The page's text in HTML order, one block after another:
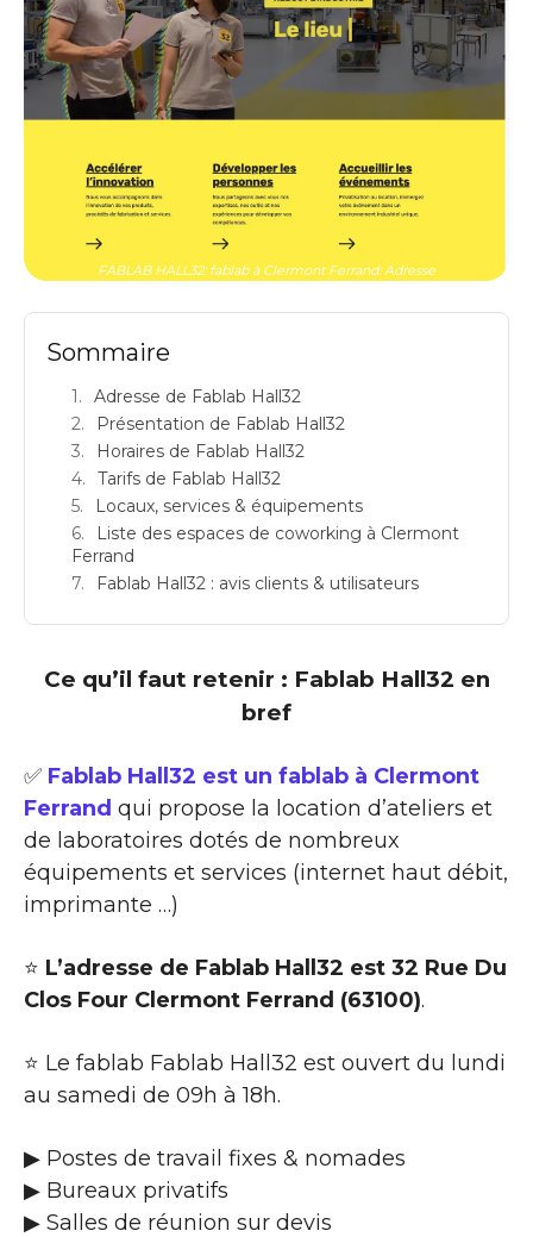
FABLAB HALL32: fablab à Clermont Ferrand: Adresse
Sommaire
Adresse de Fablab Hall32
Présentation de Fablab Hall32
Horaires de Fablab Hall32
Tarifs de Fablab Hall32
Locaux, services & équipements
Liste des espaces de coworking à Clermont
Ferrand
Fablab Hall32 : avis clients & utilisateurs
Ce qu’il faut retenir : Fablab Hall32 en
bref
✅ Fablab Hall32 est un fablab à Clermont
Ferrand qui propose la location d’ateliers et
de laboratoires dotés de nombreux
équipements et services (internet haut débit,
imprimante …)
⭐ L’adresse de Fablab Hall32 est 32 Rue Du
Clos Four Clermont Ferrand (63100).
⭐ Le fablab Fablab Hall32 est ouvert du lundi
au samedi de 09h à 18h.
▶ Postes de travail fixes & nomades
▶ Bureaux privatifs
▶ Salles de réunion sur devis